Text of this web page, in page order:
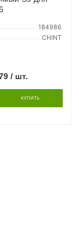
184986
CHINT
/ шт.
КУПИТЬ